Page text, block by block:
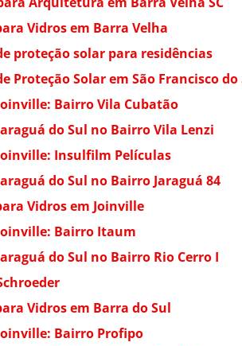
Vidros em Barra Velha
proteção solar para residências
Proteção Solar em São Francisco do
Bairro Vila Cubatão
do Sul no Bairro Vila Lenzi
Insulfilm Películas
do Sul no Bairro Jaraguá 84
Vidros em Joinville
Bairro Itaum
do Sul no Bairro Rio Cerro I
Vidros em Barra do Sul
Bairro Profipo